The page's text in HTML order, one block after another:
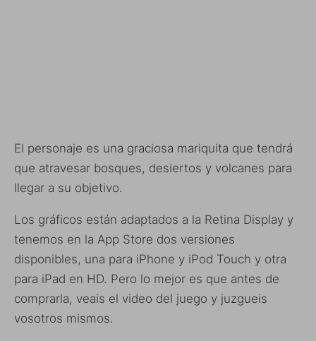
El personaje es una graciosa mariquita que tendrá
que atravesar bosques, desiertos y volcanes para
llegar a su objetivo.
Los gráficos están adaptados a la Retina Display y
tenemos en la App Store dos versiones
disponibles, una para iPhone y iPod Touch y otra
para iPad en HD. Pero lo mejor es que antes de
comprarla, veais el video del juego y juzgueis
vosotros mismos.